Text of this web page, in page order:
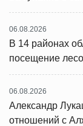
06.08.2026
В 14 районах
посещение
06.08.2026
Александр
отношений с